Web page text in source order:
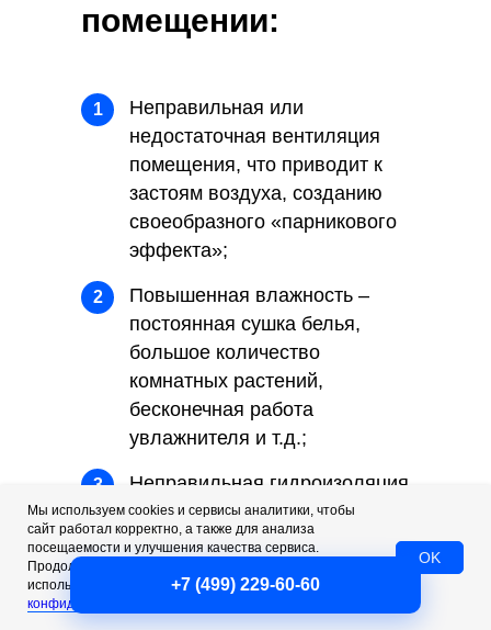
помещении:
1
Неправильная или
недостаточная вентиляция
помещения, что приводит к
застоям воздуха, созданию
своеобразного «парникового
эффекта»;
2
Повышенная влажность –
постоянная сушка белья,
большое количество
комнатных растений,
бесконечная работа
увлажнителя и т.д.;
3
Неправильная гидроизоляция
гипсокартона – листы
гипсакатрона, которые
утепления и отделки стен, в
случае ошибок монтажа,
+7 (499) 229-60-60
Мы используем cookies и сервисы аналитики, чтобы
сайт работал корректно, а также для анализа
посещаемости и улучшения качества сервиса.
Продолжая пользоваться сайтом, вы соглашаетесь с
использованием cookies. Подробнее — вПолитике
конфиденциальности
OK